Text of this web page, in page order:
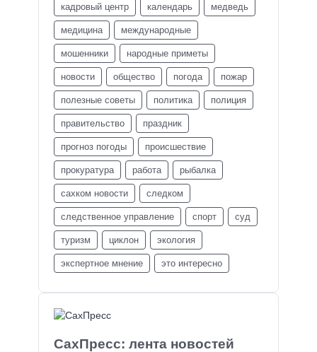
СахПресс: лента новостей
кадровый центр календарь медведь
медицина международные
мошенники народные приметы
новости общество погода пожар
полезные советы политика полиция
правительство праздник
прогноз погоды происшествие
прокуратура работа рыбалка
сахком новости следком
следственное управление спорт суд
туризм циклон экология
экспертное мнение это интересно